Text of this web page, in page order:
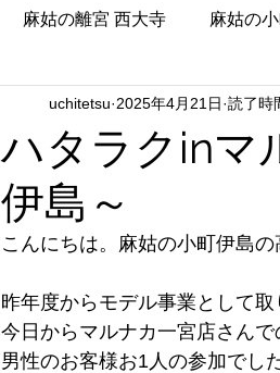
麻姑の離宮 西大寺 麻姑の
ハタラクinマ
伊島～
uchitetsu 2025年4月21日 読了時
こんにちは。麻姑の小町伊島の
昨年度からモデル事業として
男性のお客様お1人の参加でし